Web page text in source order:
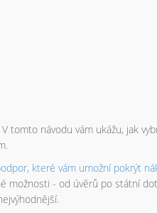
tomto návodu vám ukážu, jak
které vám umožní pokrýt
možnosti - od úvěrů po státní